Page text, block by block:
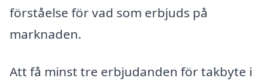
förståelse för vad som erbjuds på
marknaden.
Att få minst tre erbjudanden för takbyte i